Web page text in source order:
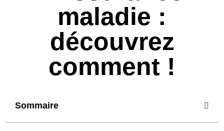
maladie :
découvrez
comment !
Sommaire